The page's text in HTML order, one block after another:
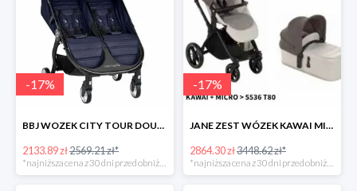
-17%
BBJ WOZEK CITY TOUR DOUBLE SEACREST -17%
2133.89 zł2569.21 zł*
-17%
JANE ZEST WÓZEK KAWAI MICRO -17%
2864.30 zł3448.62 zł*